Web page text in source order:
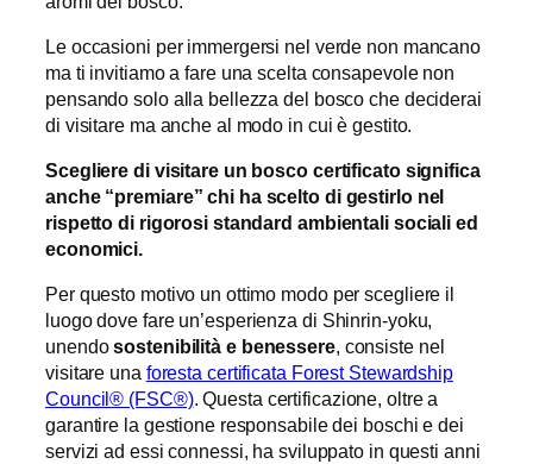
Le occasioni per immergersi nel verde non mancano
ma ti invitiamo a fare una scelta consapevole non
pensando solo alla bellezza del bosco che deciderai
di visitare ma anche al modo in cui è gestito.
Scegliere di visitare un bosco certificato significa
anche “premiare” chi ha scelto di gestirlo nel
rispetto di rigorosi standard ambientali sociali ed
economici.
Per questo motivo un ottimo modo per scegliere il
luogo dove fare un’esperienza di Shinrin-yoku,
unendosostenibilità e benessere, consiste nel
visitare una foresta certificata Forest Stewardship
Council® (FSC®). Questa certificazione, oltre a
garantire la gestione responsabile dei boschi e dei
servizi ad essi connessi, ha sviluppato in questi anni